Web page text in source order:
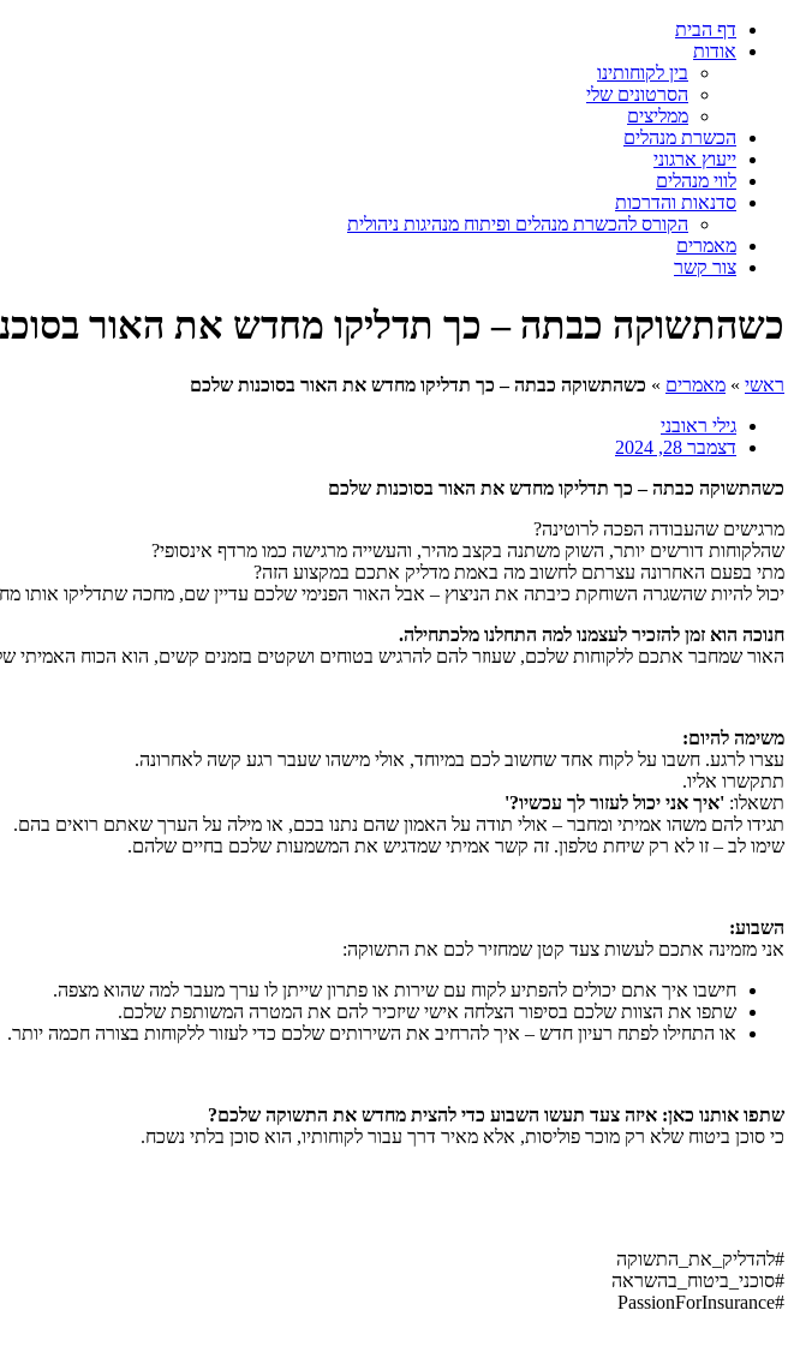
דף הבית
אודות
בין לקוחותינו
הסרטונים שלי
ממליצים
הכשרת מנהלים
ייעוץ ארגוני
לווי מנהלים
סדנאות והדרכות
הקורס להכשרת מנהלים ופיתוח מנהיגות ניהולית
מאמרים
צור קשר
כשהתשוקה כבתה – כך תדליקו מחדש את האור
ראשי » מאמרים » כשהתשוקה כבתה – כך תדליקו מחדש את האור בסוכנות שלכם
גילי ראובני
דצמבר 28, 2024
כשהתשוקה כבתה – כך תדליקו מחדש את האור בסוכנות שלכם
מרגישים שהעבודה הפכה לרוטינה?
שהלקוחות דורשים יותר, השוק משתנה בקצב מהיר, והעשייה מרגישה כמו מרדף אינסופי?
מתי בפעם האחרונה עצרתם לחשוב מה באמת מדליק אתכם במקצוע הזה?
יכול להיות שהשגרה השוחקת כיבתה את הניצוץ – אבל האור הפנימי שלכם עדיין שם, מחכה שתדליקו אותו
חנוכה הוא זמן להזכיר לעצמנו למה התחלנו מלכתחילה.
האור שמחבר אתכם ללקוחות שלכם, שעוזר להם להרגיש בטוחים ושקטים בזמנים קשים, הוא הכוח האמיתי
משימה להיום:
עצרו לרגע. חשבו על לקוח אחד שחשוב לכם במיוחד, אולי מישהו שעבר רגע קשה לאחרונה.
תתקשרו אליו.
תשאלו: 'איך אני יכול לעזור לך עכשיו?'
תגידו להם משהו אמיתי ומחבר – אולי תודה על האמון שהם נתנו בכם, או מילה על הערך שאתם רואים בהם.
שימו לב – זו לא רק שיחת טלפון. זה קשר אמיתי שמדגיש את המשמעות שלכם בחיים שלהם.
השבוע:
אני מזמינה אתכם לעשות צעד קטן שמחזיר לכם את התשוקה:
חישבו איך אתם יכולים להפתיע לקוח עם שירות או פתרון שייתן לו ערך מעבר למה שהוא מצפה.
שתפו את הצוות שלכם בסיפור הצלחה אישי שיזכיר להם את המטרה המשותפת שלכם.
או התחילו לפתח רעיון חדש – איך להרחיב את השירותים שלכם כדי לעזור ללקוחות בצורה חכמה יותר.
שתפו אותנו כאן: איזה צעד תעשו השבוע כדי להצית מחדש את התשוקה שלכם?
כי סוכן ביטוח שלא רק מוכר פוליסות, אלא מאיר דרך עבור לקוחותיו, הוא סוכן בלתי נשכח.
#להדליק_את_התשוקה
#סוכני_ביטוח_בהשראה
#PassionForInsurance